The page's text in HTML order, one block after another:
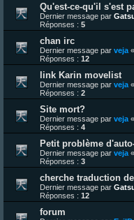
Qu'est-ce-qu'il s'est
Dernier message par
Réponses : 5
chan irc
Dernier message par veja «
Réponses : 12
link Karin movelist
Dernier message par veja «
Réponses : 2
Site mort?
Dernier message par veja «
Réponses : 4
Petit problème
Dernier message par veja «
Réponses : 3
cherche traduction
Dernier message par
Réponses : 12
forum